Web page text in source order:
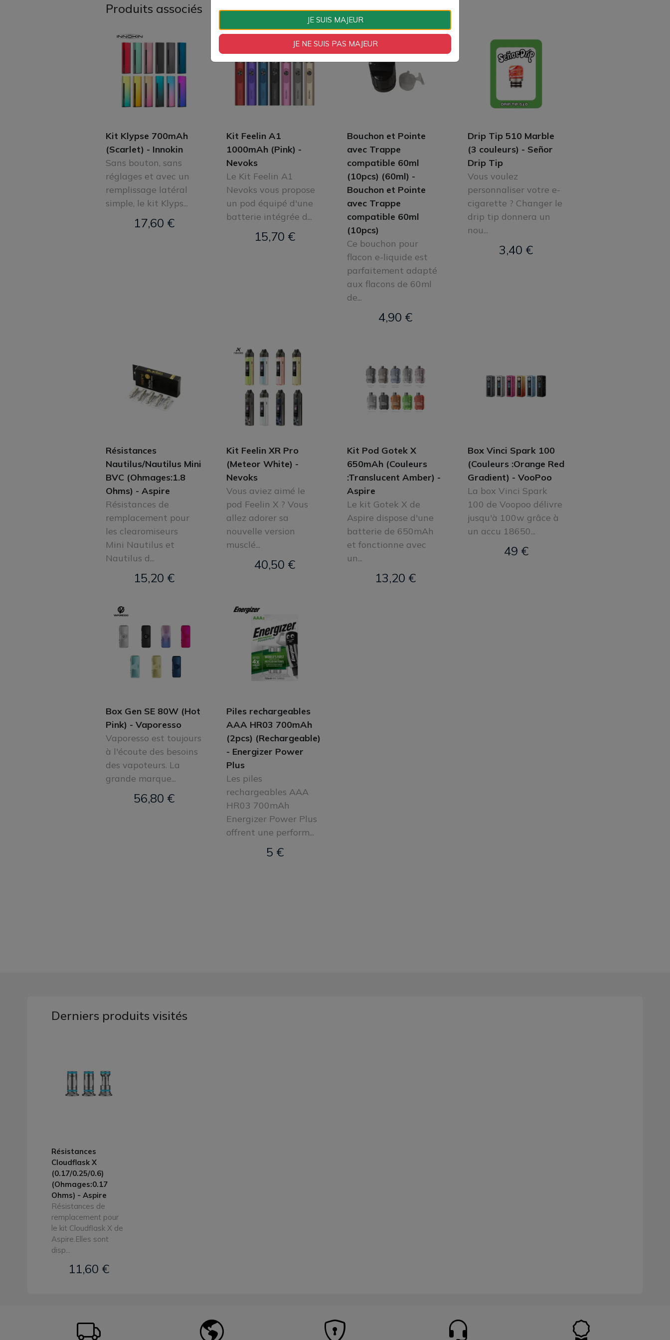
Produits associés
Kit Klypse 700mAh
(Scarlet) - Innokin
Sans bouton, sans
réglages et avec un
remplissage latéral
simple, le kit Klyps...
17,60 €
Kit Feelin A1
1000mAh (Pink) -
Nevoks
Le Kit Feelin A1
Nevoks vous propose
un pod équipé d'une
batterie intégrée d...
15,70 €
Bouchon et Pointe
avec Trappe
compatible 60ml
(10pcs) (60ml) -
Bouchon et Pointe
avec Trappe
compatible 60ml
(10pcs)
Ce bouchon pour
flacon e-liquide est
parfaitement adapté
aux flacons de 60ml
de...
4,90 €
Drip Tip 510 Marble
(3 couleurs) - Señor
Drip Tip
Vous voulez
personnaliser votre e-
cigarette ? Changer le
drip tip donnera un
nou...
3,40 €
Résistances
Nautilus/Nautilus Mini
BVC (Ohmages:1.8
Ohms) - Aspire
Résistances de
remplacement pour
les clearomiseurs
Mini Nautilus et
Nautilus d...
15,20 €
Kit Feelin XR Pro
(Meteor White) -
Nevoks
Vous aviez aimé le
pod Feelin X ? Vous
allez adorer sa
nouvelle version
musclé...
40,50 €
Kit Pod Gotek X
650mAh (Couleurs
:Translucent Amber) -
Aspire
Le kit Gotek X de
Aspire dispose d'une
batterie de 650mAh
et fonctionne avec
un...
13,20 €
Box Vinci Spark 100
(Couleurs :Orange Red
Gradient) - VooPoo
La box Vinci Spark
100 de Voopoo délivre
jusqu'à 100w grâce à
un accu 18650...
49 €
Box Gen SE 80W (Hot
Pink) - Vaporesso
Vaporesso est toujours
à l'écoute des besoins
des vapoteurs. La
grande marque...
56,80 €
Piles rechargeables
AAA HR03 700mAh
(2pcs) (Rechargeable)
- Energizer Power
Plus
Les piles
rechargeables AAA
HR03 700mAh
Energizer Power Plus
offrent une perform...
5 €
Derniers produits visités
Résistances
Cloudflask X
(0.17/0.25/0.6)
(Ohmages:0.17
Ohms) - Aspire
Résistances de
remplacement pour
le kit Cloudflask X de
Aspire.Elles sont
disp...
11,60 €
JE SUIS MAJEUR
JE NE SUIS PAS MAJEUR